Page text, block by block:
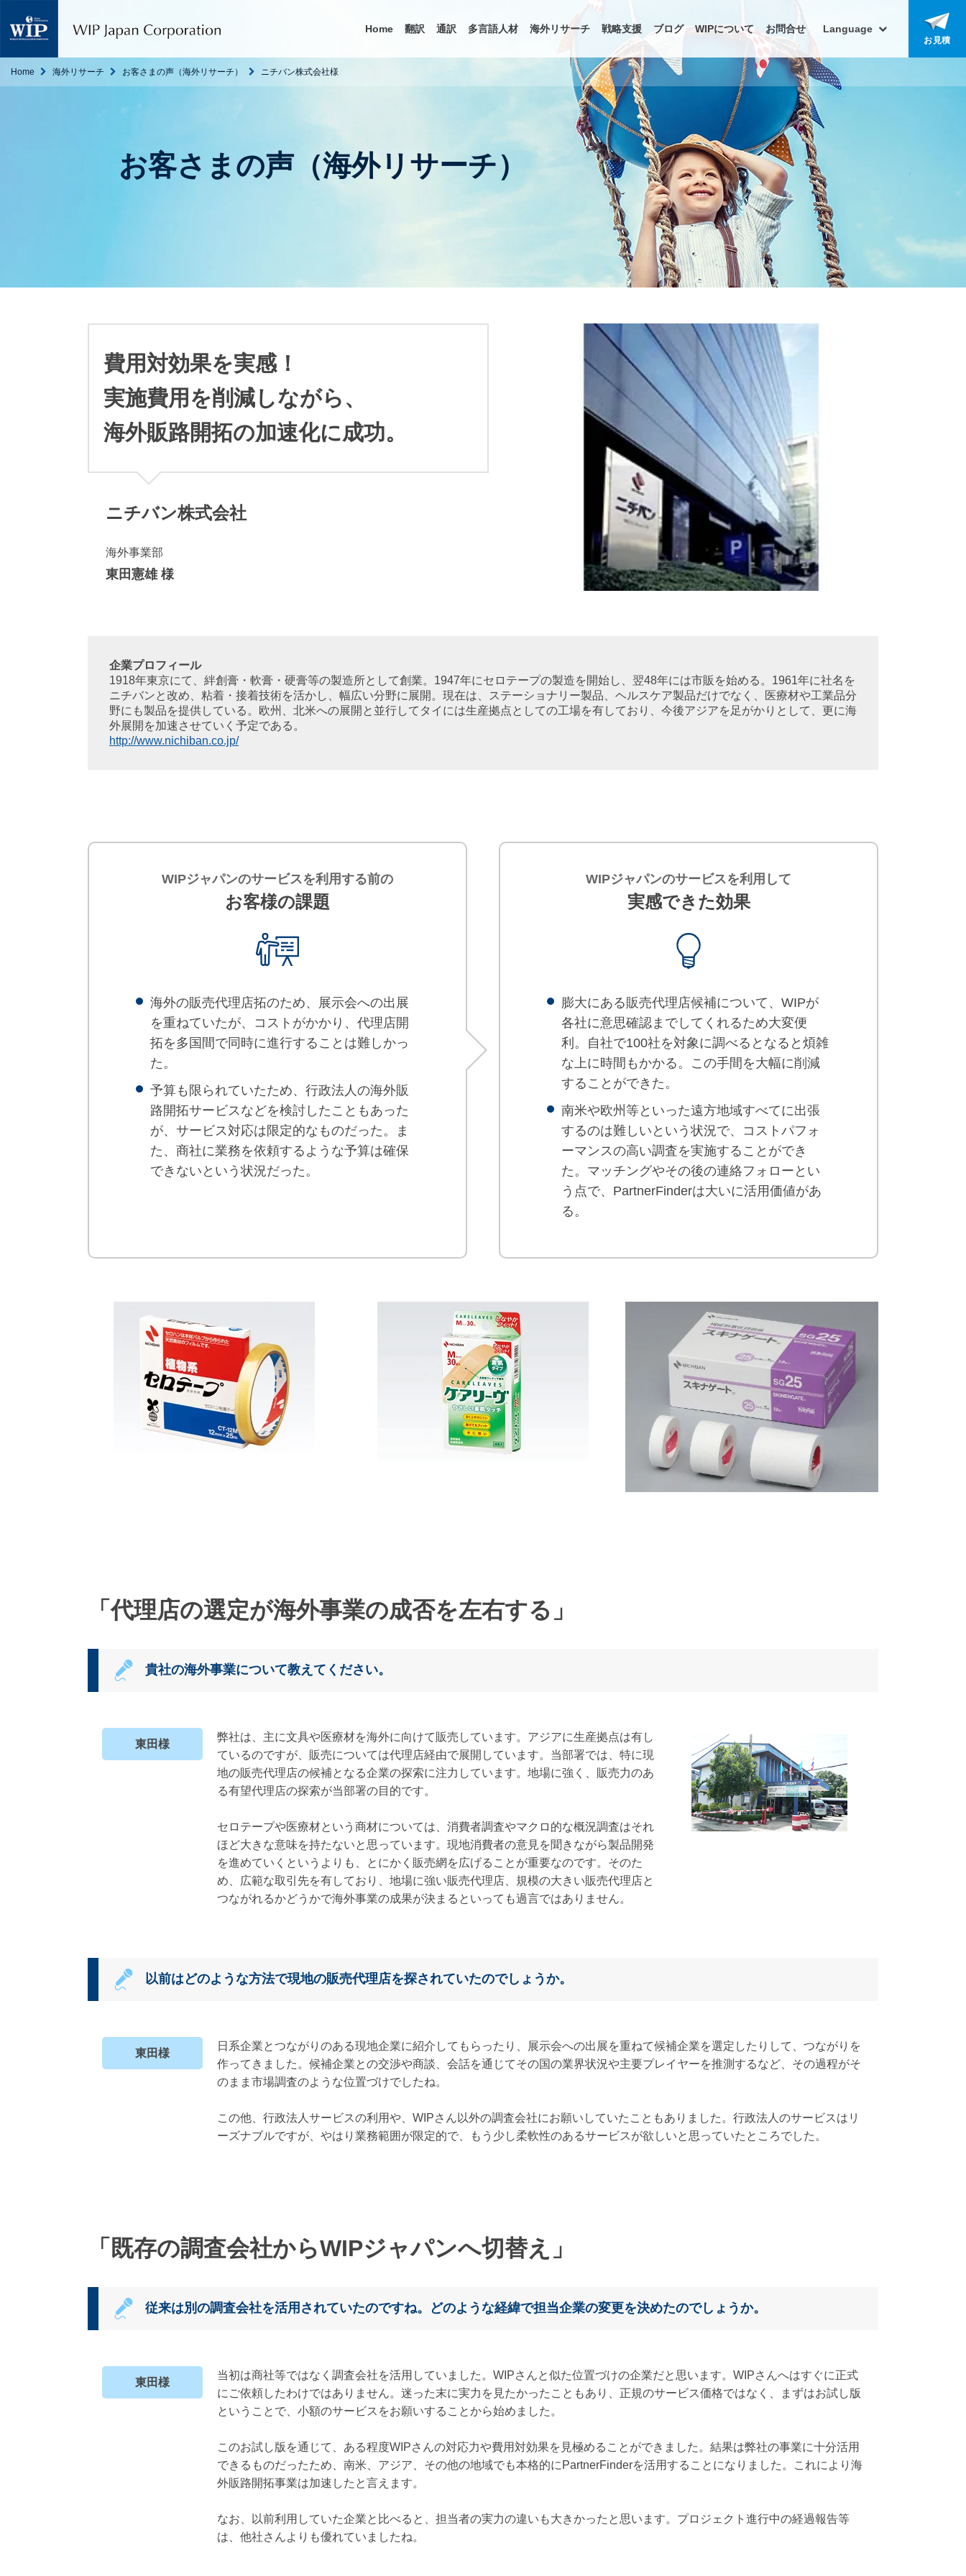
P
ャ
・
通
派
の
多
言
語
ー
ビ
（
3
9
）
Home 翻訳 通訳 多言語人材 海外リサーチ 戦略支援 ブログ WIPについて お問合せ Language
お見積
Home 海外リサーチ お客さまの声（海外リサーチ） ニチバン株式会社様
お客さまの声 （海外リサーチ）
費用対効果を実感！
実施費用を削減しながら、
海外販路開拓の加速化に成功。
ニチバン株式会社
海外事業部
東田憲雄 様
企業プロフィール
1918年東京にて、絆創膏・軟膏・硬膏等の製造所として創業。1947年にセロテープの製造を開始し、翌48年には市販を始める。1961年に社名を
ニチバンと改め、粘着・接着技術を活かし、幅広い分野に展開。現在は、ステーショナリー製品、ヘルスケア製品だけでなく、医療材や工業品分
野にも製品を提供している。欧州、北米への展開と並行してタイには生産拠点としての工場を有しており、今後アジアを足がかりとして、更に海
外展開を加速させていく予定である。
http://www.nichiban.co.jp/
WIPジャパンのサービスを利用する前の
お客様の課題
海外の販売代理店拓のため、展示会への出展
を重ねていたが、コストがかかり、代理店開
拓を多国間で同時に進行することは難しかっ
た。
予算も限られていたため、行政法人の海外販
路開拓サービスなどを検討したこともあった
が、サービス対応は限定的なものだった。ま
た、商社に業務を依頼するような予算は確保
できないという状況だった。
WIPジャパンのサービスを利用して
実感できた効果
膨大にある販売代理店候補について、WIPが
各社に意思確認までしてくれるため大変便
利。自社で100社を対象に調べるとなると煩雑
な上に時間もかかる。この手間を大幅に削減
することができた。
南米や欧州等といった遠方地域すべてに出張
するのは難しいという状況で、コストパフォ
ーマンスの高い調査を実施することができ
た。マッチングやその後の連絡フォローとい
う点で、PartnerFinderは大いに活用価値があ
る。
「代理店の選定が海外事業の成否を左右する」
貴社の海外事業について教えてください。
東田様
弊社は、主に文具や医療材を海外に向けて販売しています。アジアに生産拠点は有し
ているのですが、販売については代理店経由で展開しています。当部署では、特に現
地の販売代理店の候補となる企業の探索に注力しています。地場に強く、販売力のあ
る有望代理店の探索が当部署の目的です。
セロテープや医療材という商材については、消費者調査やマクロ的な概況調査はそれ
ほど大きな意味を持たないと思っています。現地消費者の意見を聞きながら製品開発
を進めていくというよりも、とにかく販売網を広げることが重要なのです。そのた
め、広範な取引先を有しており、地場に強い販売代理店、規模の大きい販売代理店と
つながれるかどうかで海外事業の成果が決まるといっても過言ではありません。
以前はどのような方法で現地の販売代理店を探されていたのでしょうか。
東田様
日系企業とつながりのある現地企業に紹介してもらったり、展示会への出展を重ねて候補企業を選定したりして、つながりを
作ってきました。候補企業との交渉や商談、会話を通じてその国の業界状況や主要プレイヤーを推測するなど、その過程がそ
のまま市場調査のような位置づけでしたね。
この他、行政法人サービスの利用や、WIPさん以外の調査会社にお願いしていたこともありました。行政法人のサービスはリ
ーズナブルですが、やはり業務範囲が限定的で、もう少し柔軟性のあるサービスが欲しいと思っていたところでした。
「既存の調査会社からWIPジャパンへ切替え」
従来は別の調査会社を活用されていたのですね。どのような経緯で担当企業の変更を決めたのでしょうか。
東田様
当初は商社等ではなく調査会社を活用していました。WIPさんと似た位置づけの企業だと思います。WIPさんへはすぐに正式
にご依頼したわけではありません。迷った末に実力を見たかったこともあり、正規のサービス価格ではなく、まずはお試し版
ということで、小額のサービスをお願いすることから始めました。
このお試し版を通じて、ある程度WIPさんの対応力や費用対効果を見極めることができました。結果は弊社の事業に十分活用
できるものだったため、南米、アジア、その他の地域でも本格的にPartnerFinderを活用することになりました。これにより海
外販路開拓事業は加速したと言えます。
なお、以前利用していた企業と比べると、担当者の実力の違いも大きかったと思います。プロジェクト進行中の経過報告等
は、他社さんよりも優れていましたね。